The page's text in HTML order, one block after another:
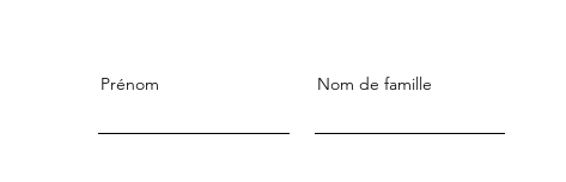
Prénom Nom de famille